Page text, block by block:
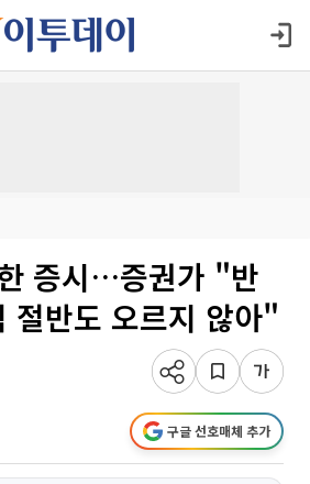
증시…증권가 "반
절반도 오르지 않아"
구글 선호매체 추가